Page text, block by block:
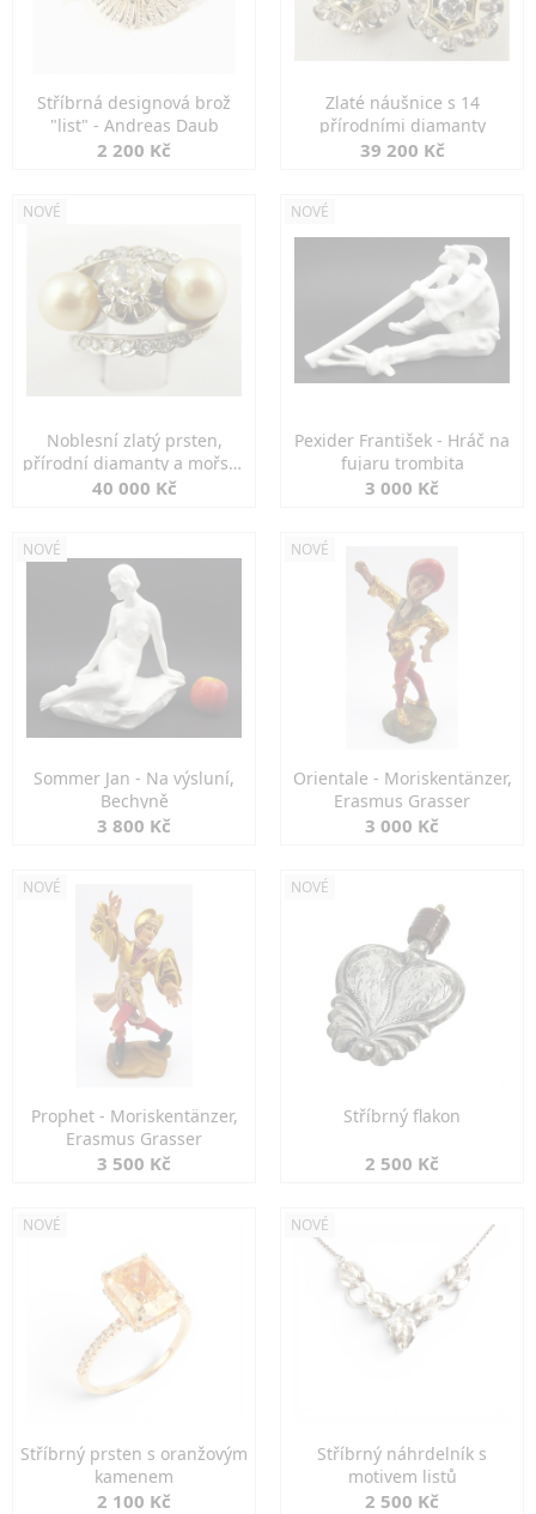
Stříbrná designová brož
"list" - Andreas Daub
2 200 Kč
Zlaté náušnice s 14
přírodními diamanty
39 200 Kč
NOVÉ
Noblesní zlatý prsten,
přírodní diamanty a mořské
perly
40 000 Kč
NOVÉ
Pexider František - Hráč na
fujaru trombita
3 000 Kč
NOVÉ
Sommer Jan - Na výsluní,
Bechyně
3 800 Kč
NOVÉ
Orientale - Moriskentänzer,
Erasmus Grasser
3 000 Kč
NOVÉ
Prophet - Moriskentänzer,
Erasmus Grasser
3 500 Kč
NOVÉ
Stříbrný flakon
2 500 Kč
NOVÉ
Stříbrný prsten s oranžovým
kamenem
2 100 Kč
NOVÉ
Stříbrný náhrdelník s
motivem listů
2 500 Kč